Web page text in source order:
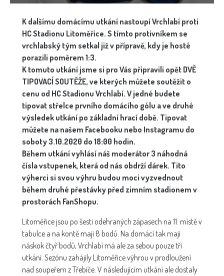
K dalšímu domácímu utkání nastoupí Vrchlabí proti
HC Stadionu Litoměřice. S tímto protivníkem se
vrchlabský tým setkal již v přípravě, kdy je hosté
porazili poměrem 1:3.
K tomuto utkání jsme si pro Vás připravili opět DVĚ
TIPOVACÍ SOUTĚŽE, ve kterých můžete soutěžit o
cenu od HC Stadionu Vrchlabí. V jedné budete
tipovat střelce prvního domácího gólu a ve druhé
výsledek utkání po základní hrací době. Tipovat
můžete na našem Facebooku nebo Instagramu do
soboty 3.10.2020 do 18:00 hodin.
Během utkání vyhlásí náš moderátor 3 náhodná
čísla vstupenek, která od nás obdrží dárek. Tito
výherci si svou výhru budou moci vyzvednout
během druhé přestávky před zimním stadionem v
prostorách FanShopu.
Litoměřice jsou po šesti odehraných zápasech na 11. místě v
tabulce a na kontě mají 8 bodů. Na domácí tak mají
náskok čtyř bodů, Vrchlabí má ale za sebou pouze tři
utkání. Sezónu zahájily Litoměřice výhrou v prodloužení
nad soupeřem z Třebíče. V následujícím utkání ale dostaly